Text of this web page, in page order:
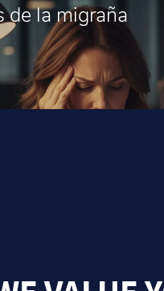
de la migraña